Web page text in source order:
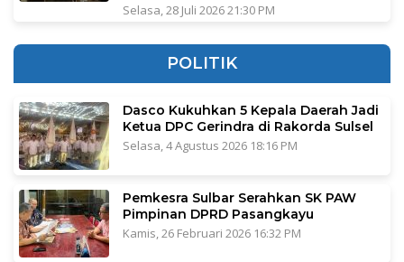
Selasa, 28 Juli 2026 21:30 PM
POLITIK
Dasco Kukuhkan 5 Kepala Daerah Jadi
Ketua DPC Gerindra di Rakorda Sulsel
Selasa, 4 Agustus 2026 18:16 PM
Pemkesra Sulbar Serahkan SK PAW
Pimpinan DPRD Pasangkayu
Kamis, 26 Februari 2026 16:32 PM